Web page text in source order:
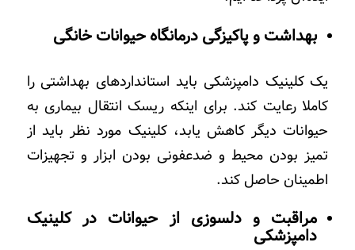
بهداشت و پاکیزگی درمانگاه حیوانات خانگی
یک کلینیک دامپزشکی باید استانداردهای بهداشتی را
کاملا رعایت کند. برای اینکه ریسک انتقال بیماری به
حیوانات دیگر کاهش یابد، کلینیک مورد نظر باید از
تمیز بودن محیط و ضدعفونی بودن ابزار و تجهیزات
اطمینان حاصل کند.
مراقبت و دلسوزی از حیوانات در کلینیک
دامپزشکی